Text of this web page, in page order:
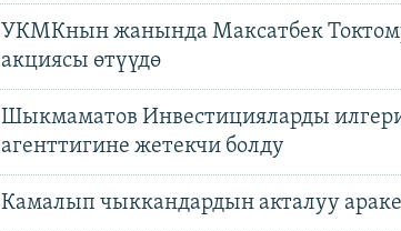
УКМКнын жанында Максатбек
акциясы өтүүдө
Шыкмаматов Инвестицияларды
агенттигине жетекчи болду
Камалып чыккандардын акталуу